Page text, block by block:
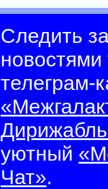
Следить
телеграм-
уютный
Чат».